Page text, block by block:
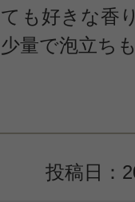
も好きな香
量で泡立ち
投稿日：